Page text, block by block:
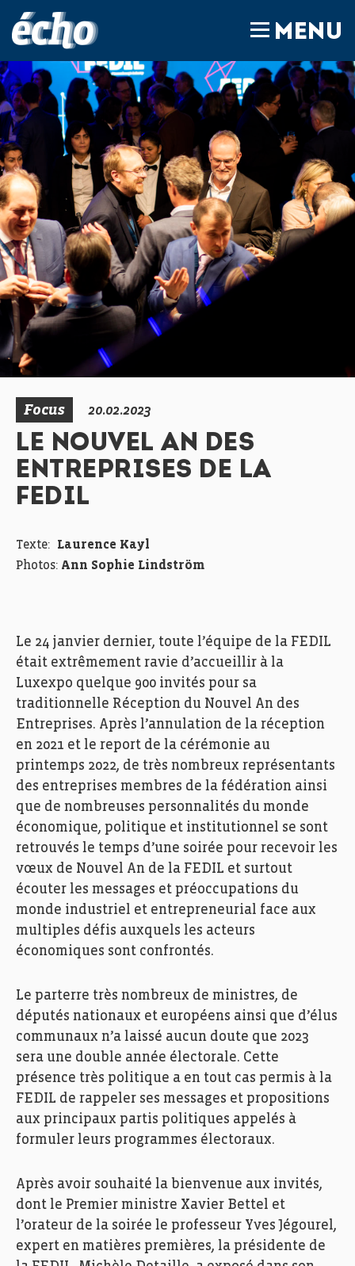
MENU
Focus 20.02.2023
LE NOUVEL AN DES
ENTREPRISES DE LA
FEDIL
Texte:
Laurence Kayl
Photos: Ann Sophie Lindström
Le 24 janvier dernier, toute l’équipe de la FEDIL
était extrêmement ravie d’accueillir à la
Luxexpo quelque 900 invités pour sa
traditionnelle Réception du Nouvel An des
Entreprises. Après l’annulation de la réception
en 2021 et le report de la cérémonie au
printemps 2022, de très nombreux représentants
des entreprises membres de la fédération ainsi
que de nombreuses personnalités du monde
économique, politique et institutionnel se sont
retrouvés le temps d’une soirée pour recevoir les
vœux de Nouvel An de la FEDIL et surtout
écouter les messages et préoccupations du
monde industriel et entrepreneurial face aux
multiples défis auxquels les acteurs
économiques sont confrontés.
Le parterre très nombreux de ministres, de
députés nationaux et européens ainsi que d’élus
communaux n’a laissé aucun doute que 2023
sera une double année électorale. Cette
présence très politique a en tout cas permis à la
FEDIL de rappeler ses messages et propositions
aux principaux partis politiques appelés à
formuler leurs programmes électoraux.
Après avoir souhaité la bienvenue aux invités,
dont le Premier ministre Xavier Bettel et
l’orateur de la soirée le professeur Yves Jégourel,
expert en matières premières, la présidente de